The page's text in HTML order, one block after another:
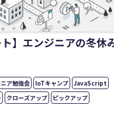
ト】エンジニアの冬休
ア勉強会 IoTキャンプ JavaScript
クローズアップ ピックアップ